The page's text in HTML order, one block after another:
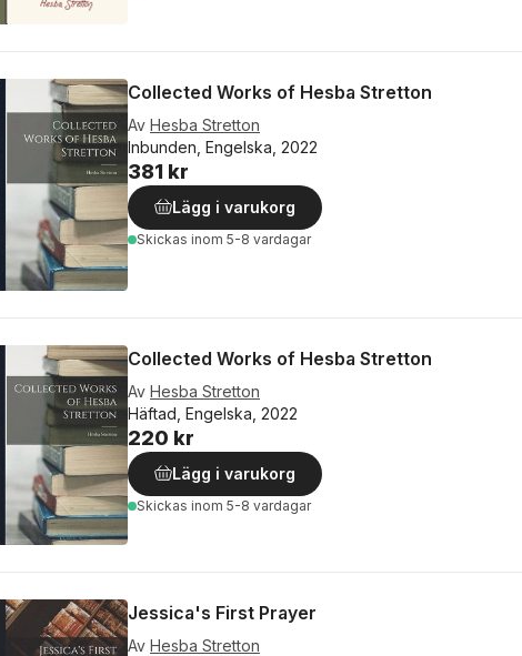
Collected Works of Hesba Stretton
Av Hesba Stretton
Inbunden, Engelska, 2022
381 kr
Lägg i varukorg
Skickas inom 5-8 vardagar
Collected Works of Hesba Stretton
Av Hesba Stretton
Häftad, Engelska, 2022
220 kr
Lägg i varukorg
Skickas inom 5-8 vardagar
Jessica's First Prayer
Av Hesba Stretton